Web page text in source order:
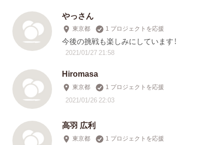
やっさん
東京都 1 プロジェクトを応援
今後の挑戦も楽しみにしています！
2021/01/27 21:58
Hiromasa
東京都 1 プロジェクトを応援
2021/01/26 22:03
高羽 広利
東京都 1 プロジェクトを応援